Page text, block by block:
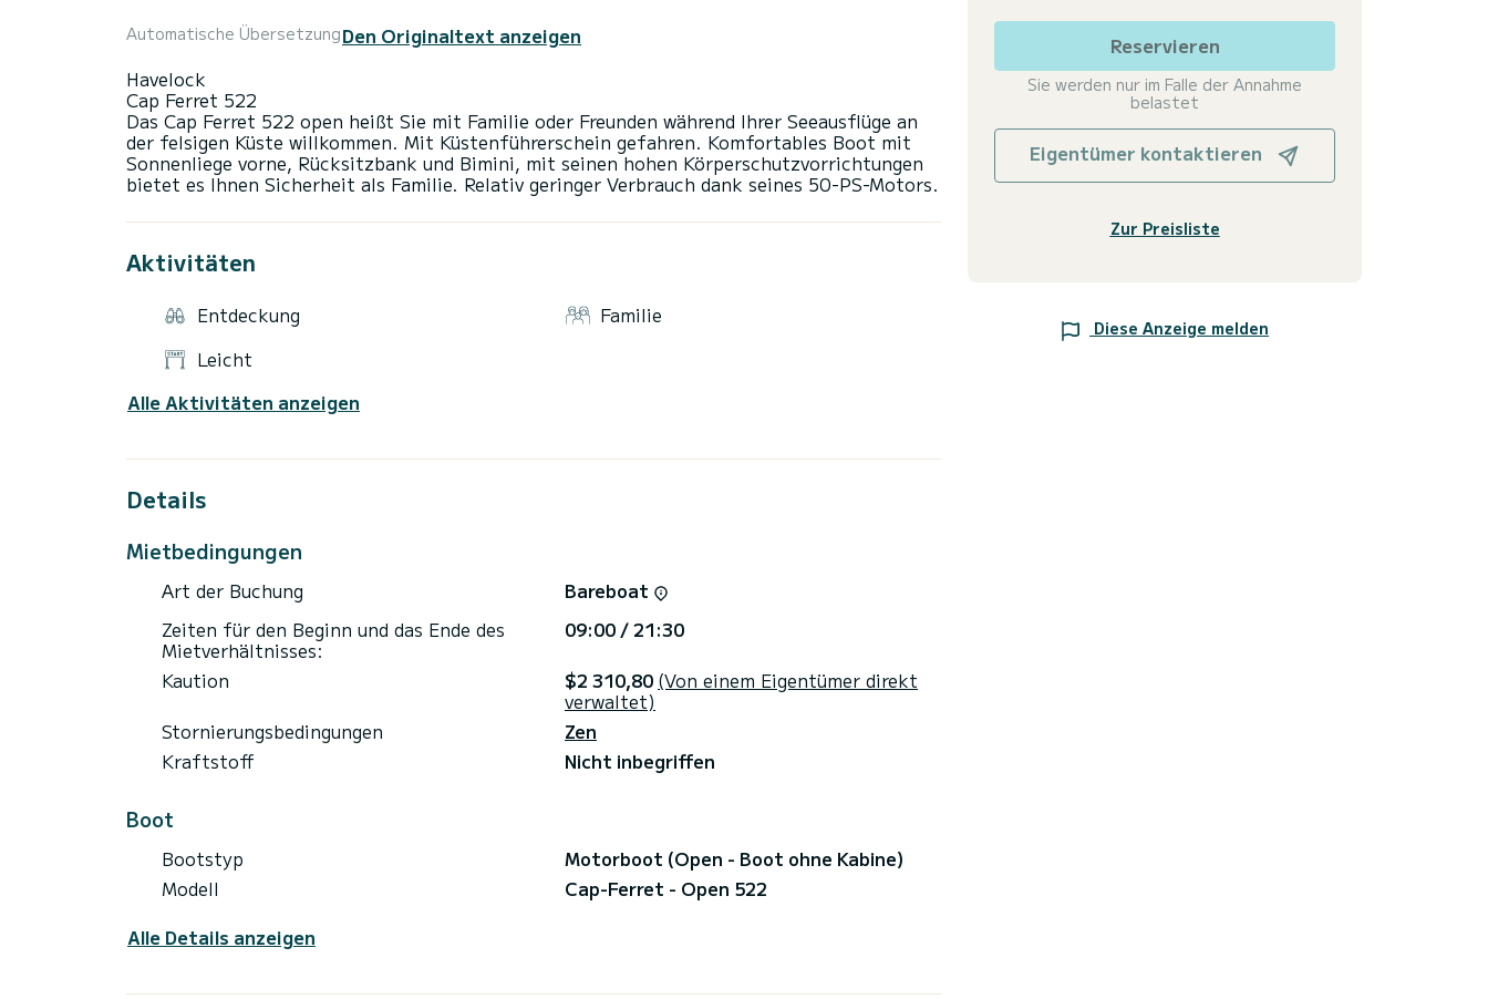
Automatische ÜbersetzungDen Originaltext anzeigen
Havelock
Cap Ferret 522
Das Cap Ferret 522 open heißt Sie mit Familie oder Freunden während Ihrer Seeausflüge an
der felsigen Küste willkommen. Mit Küstenführerschein gefahren. Komfortables Boot mit
Sonnenliege vorne, Rücksitzbank und Bimini, mit seinen hohen Körperschutzvorrichtungen
Aktivitäten
Entdeckung
Familie
Leicht
Alle Aktivitäten anzeigen
Details
Mietbedingungen
Art der Buchung
Bareboat
Zeiten für den Beginn und das Ende des
Mietverhältnisses:
09:00 / 21:30
Kaution
$2 310,80 (Von einem Eigentümer direkt
verwaltet)
Stornierungsbedingungen
Zen
Kraftstoff
Nicht inbegriffen
Boot
Bootstyp
Motorboot (Open - Boot ohne Kabine)
Modell
Cap-Ferret - Open 522
Alle Details anzeigen
Reservieren
Sie werden nur im Falle der Annahme
belastet
Eigentümer kontaktieren
Zur Preisliste
Diese Anzeige melden